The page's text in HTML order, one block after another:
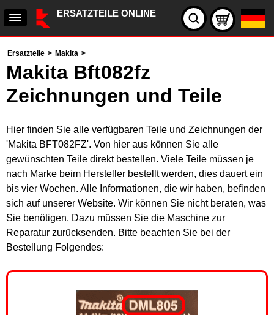
ERSATZTEILE ONLINE
Ersatzteile > Makita >
Makita Bft082fz
Zeichnungen und Teile
Hier finden Sie alle verfügbaren Teile und Zeichnungen der
'Makita BFT082FZ'. Von hier aus können Sie alle
gewünschten Teile direkt bestellen. Viele Teile müssen je
nach Marke beim Hersteller bestellt werden, dies dauert ein
bis vier Wochen. Alle Informationen, die wir haben, befinden
sich auf unserer Website. Wir können Sie nicht beraten, was
Sie benötigen. Dazu müssen Sie die Maschine zur
Reparatur zurücksenden. Bitte beachten Sie bei der
Bestellung Folgendes: